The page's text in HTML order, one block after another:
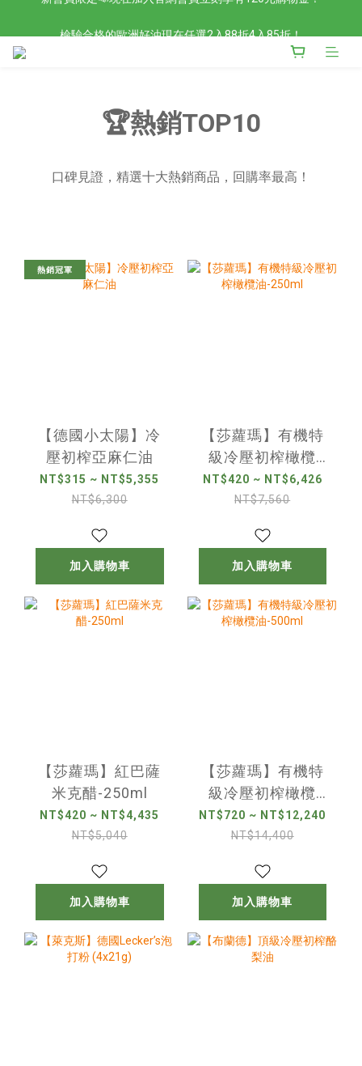
🏆熱銷TOP10
口碑見證，精選十大熱銷商品，回購率最高！
熱銷冠軍
【德國小太陽】冷
壓初榨亞麻仁油
NT$315 ~ NT$5,355
NT$6,300
加入購物車
【莎蘿瑪】有機特
級冷壓初榨橄欖
油-250ml
NT$420 ~ NT$6,426
NT$7,560
加入購物車
【莎蘿瑪】紅巴薩
米克醋-250ml
NT$420 ~ NT$4,435
NT$5,040
加入購物車
【莎蘿瑪】有機特
級冷壓初榨橄欖
油-500ml
NT$720 ~ NT$12,240
NT$14,400
加入購物車